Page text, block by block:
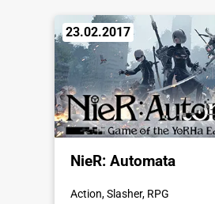
23.02.2017
NieR: Automata
Action, Slasher, RPG